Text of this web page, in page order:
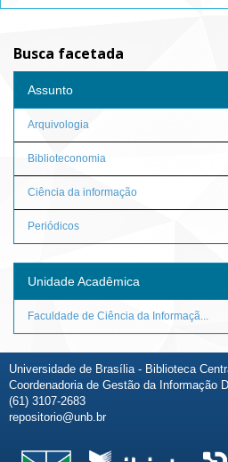
Busca facetada
Assunto
Arquivologia
Biblioteconomia
Ciência da informação
Periódicos
Unidade Acadêmica
Faculdade de Ciência da Informaçã...
Universidade de Brasília - Biblioteca
Coordenadoria de Gestão da Informação
(61) 3107-2683
repositorio@unb.br